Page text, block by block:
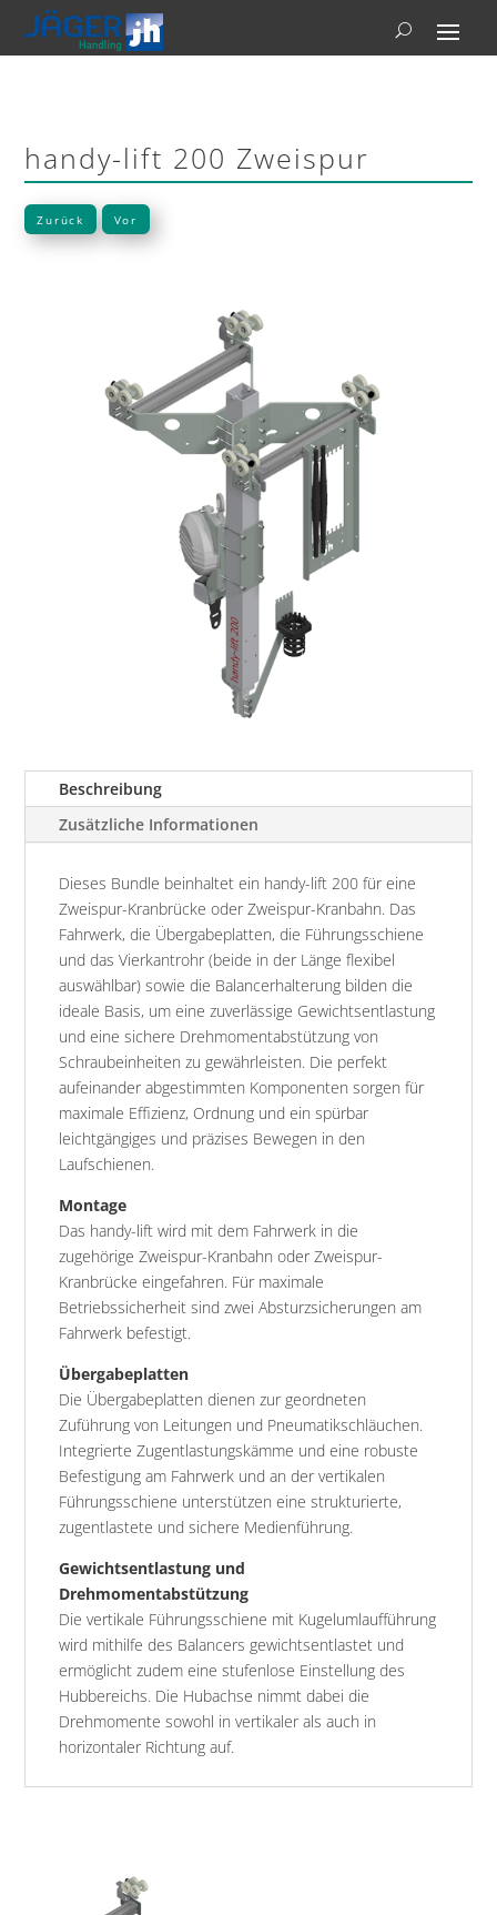
handy-lift 200 Zweispur
Zurück Vor
Beschreibung
Zusätzliche Informationen
Dieses Bundle beinhaltet ein handy-lift 200 für eine
Zweispur-Kranbrücke oder Zweispur-Kranbahn. Das
Fahrwerk, die Übergabeplatten, die Führungsschiene
und das Vierkantrohr (beide in der Länge flexibel
auswählbar) sowie die Balancerhalterung bilden die
ideale Basis, um eine zuverlässige Gewichtsentlastung
und eine sichere Drehmomentabstützung von
Schraubeinheiten zu gewährleisten. Die perfekt
aufeinander abgestimmten Komponenten sorgen für
maximale Effizienz, Ordnung und ein spürbar
leichtgängiges und präzises Bewegen in den
Laufschienen.
Montage
Das handy-lift wird mit dem Fahrwerk in die
zugehörige Zweispur-Kranbahn oder Zweispur-
Kranbrücke eingefahren. Für maximale
Betriebssicherheit sind zwei Absturzsicherungen am
Fahrwerk befestigt.
Übergabeplatten
Die Übergabeplatten dienen zur geordneten
Zuführung von Leitungen und Pneumatikschläuchen.
Integrierte Zugentlastungskämme und eine robuste
Befestigung am Fahrwerk und an der vertikalen
Führungsschiene unterstützen eine strukturierte,
zugentlastete und sichere Medienführung.
Gewichtsentlastung und
Drehmomentabstützung
Die vertikale Führungsschiene mit Kugelumlaufführung
wird mithilfe des Balancers gewichtsentlastet und
ermöglicht zudem eine stufenlose Einstellung des
Hubbereichs. Die Hubachse nimmt dabei die
Drehmomente sowohl in vertikaler als auch in
horizontaler Richtung auf.